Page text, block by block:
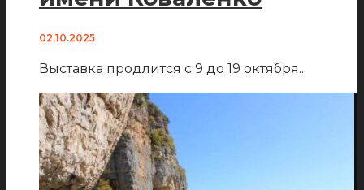
02.10.2025
Выставка продлится с 9 до 19 октября...